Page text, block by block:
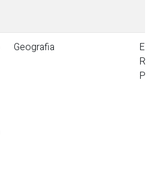
Geografia